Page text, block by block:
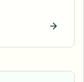
الآن